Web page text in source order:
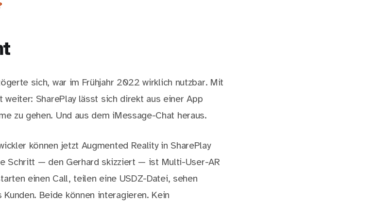
sich, war im Frühjahr 2022 wirklich nutzbar. Mit
weiter: SharePlay lässt sich direkt aus einer App
zu gehen. Und aus dem iMessage-Chat heraus.
können jetzt Augmented Reality in SharePlay
Schritt — den Gerhard skizziert — ist Multi-User-AR
einen Call, teilen eine USDZ-Datei, sehen
Beide können interagieren. Kein